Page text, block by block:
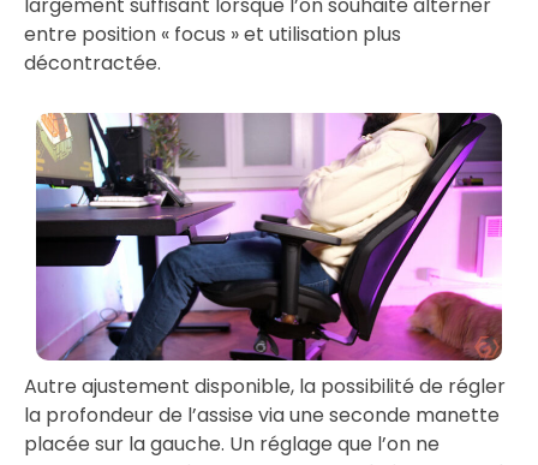
entre position « focus » et utilisation plus
décontractée.
Autre ajustement disponible, la possibilité de régler
la profondeur de l’assise via une seconde manette
placée sur la gauche. Un réglage que l’on ne